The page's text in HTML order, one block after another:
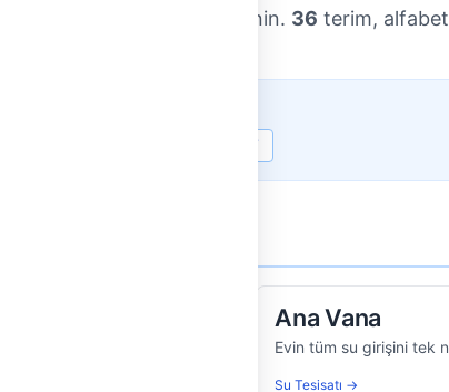
açıklamalarıyla öğrenin. 36 terim,
Y
sağlayan elek başlığı.
Ana Vana
Evin tüm su girişini tek
Su Tesisatı →